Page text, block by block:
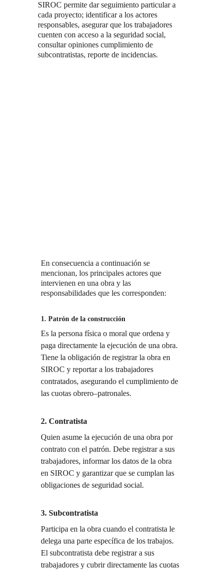
SIROC permite dar seguimiento particular a
cada proyecto; identificar a los actores
responsables, asegurar que los trabajadores
cuenten con acceso a la seguridad social,
consultar opiniones cumplimiento de
subcontratistas, reporte de incidencias.
En consecuencia a continuación se
mencionan, los principales actores que
intervienen en una obra y las
responsabilidades que les corresponden:
1. Patrón de la construcción
Es la persona física o moral que ordena y
paga directamente la ejecución de una obra.
Tiene la obligación de registrar la obra en
SIROC y reportar a los trabajadores
contratados, asegurando el cumplimiento de
las cuotas obrero–patronales.
2. Contratista
Quien asume la ejecución de una obra por
contrato con el patrón. Debe registrar a sus
trabajadores, informar los datos de la obra
en SIROC y garantizar que se cumplan las
obligaciones de seguridad social.
3. Subcontratista
Participa en la obra cuando el contratista le
delega una parte específica de los trabajos.
El subcontratista debe registrar a sus
trabajadores y cubrir directamente las cuotas